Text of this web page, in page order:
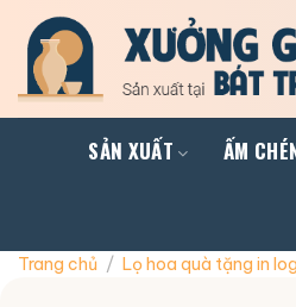
content
SẢN XUẤT ẤM
Trang chủ / Lọ hoa quà tặng in